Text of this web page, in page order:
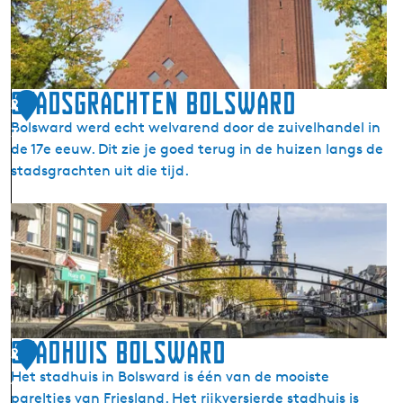
e
r
t
)
n
t
F
r
a
n
c
i
s
c
u
s
b
a
s
i
l
i
e
2
3
Stadsgrachten Bolsward
Bolsward werd echt welvarend door de zuivelhandel in
de 17e eeuw. Dit zie je goed terug in de huizen langs de
stadsgrachten uit die tijd.
S
t
a
d
s
g
r
a
c
2
4
Stadhuis Bolsward
Het stadhuis in Bolsward is één van de mooiste
pareltjes van Friesland. Het rijkversierde stadhuis is